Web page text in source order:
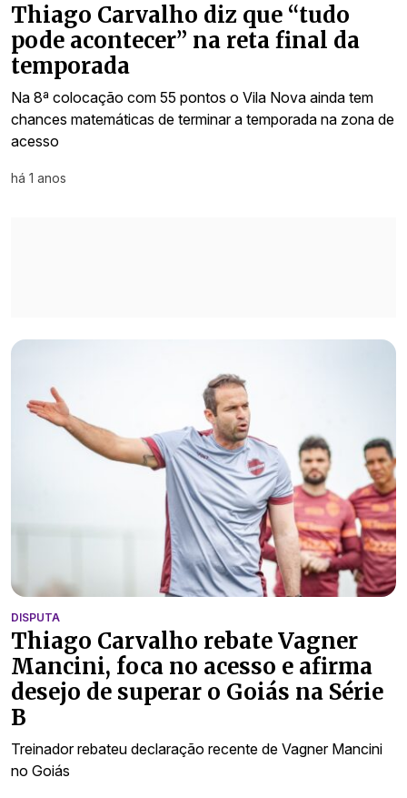
Thiago Carvalho diz que “tudo
pode acontecer” na reta final da
temporada
Na 8ª colocação com 55 pontos o Vila Nova ainda tem
chances matemáticas de terminar a temporada na zona de
acesso
há 1 anos
DISPUTA
Thiago Carvalho rebate Vagner
Mancini, foca no acesso e afirma
desejo de superar o Goiás na Série
B
Treinador rebateu declaração recente de Vagner Mancini
no Goiás